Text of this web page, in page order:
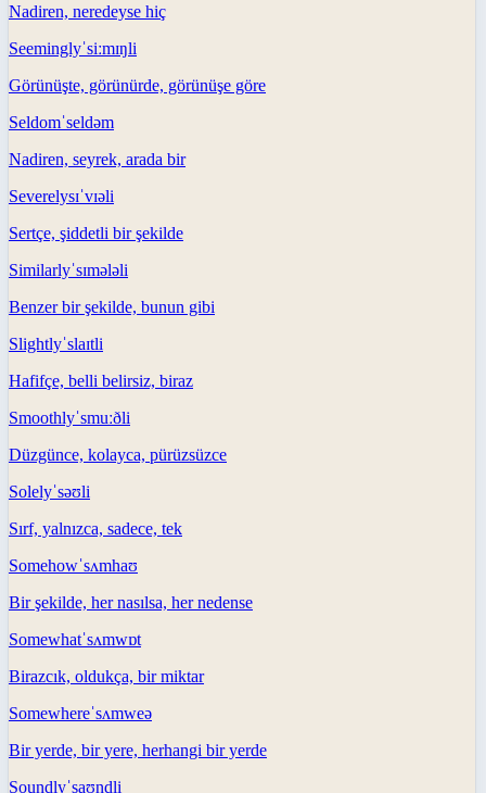
Nadiren, neredeyse hiç
Seeminglyˈsiːmɪŋli
Görünüşte, görünürde, görünüşe göre
Seldomˈseldəm
Nadiren, seyrek, arada bir
Severelysɪˈvɪəli
Sertçe, şiddetli bir şekilde
Similarlyˈsɪmələli
Benzer bir şekilde, bunun gibi
Slightlyˈslaɪtli
Hafifçe, belli belirsiz, biraz
Smoothlyˈsmuːðli
Düzgünce, kolayca, pürüzsüzce
Solelyˈsəʊli
Sırf, yalnızca, sadece, tek
Somehowˈsʌmhaʊ
Bir şekilde, her nasılsa, her nedense
Somewhatˈsʌmwɒt
Birazcık, oldukça, bir miktar
Somewhereˈsʌmweə
Bir yerde, bir yere, herhangi bir yerde
Soundlyˈsaʊndli